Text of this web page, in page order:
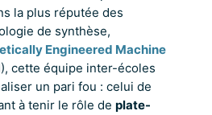
la plus réputée des
de synthèse,
Engineered Machine
cette équipe inter-écoles
un pari fou : celui de
à tenir le rôle de plate-